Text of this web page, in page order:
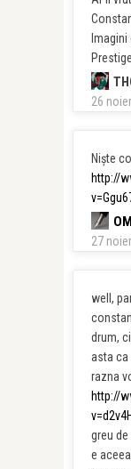
26
Nişte
http://
27
well,
drum,
asta ca
razna
http://
greu
e